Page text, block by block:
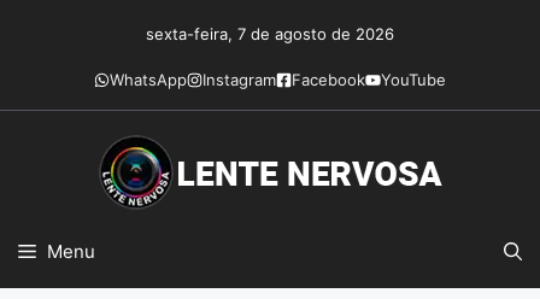
conteúdo
sexta-feira, 7 de agosto de 2026
WhatsApp Instagram Facebook YouTube
Menu